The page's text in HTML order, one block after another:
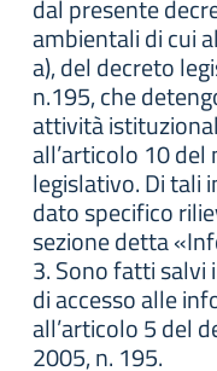
dal presente
ambientali di cui
a), del decreto
n.195, che
attività
all’articolo 10
legislativo. Di tali
dato specifico
sezione detta
3. Sono fatti salvi
di accesso alle
all’articolo 5 del
2005, n. 195.